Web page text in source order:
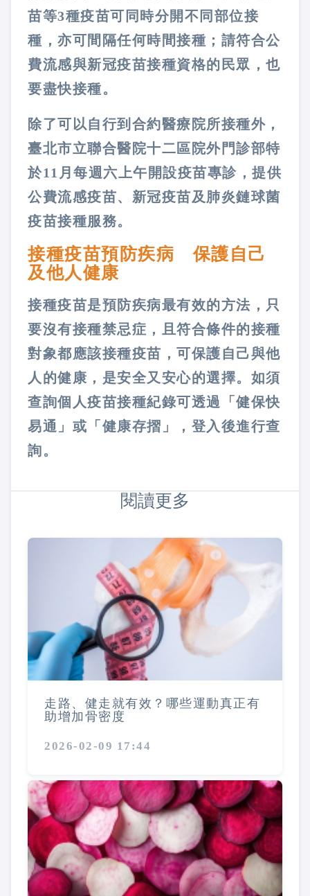
苗等3種疫苗可同時分開不同部位接
種，亦可間隔任何時間接種；請符合公
費流感與新冠疫苗接種資格的民眾，也
要盡快接種。
除了可以自行到合約醫療院所接種外，
臺北市立聯合醫院十二區院外門診部特
於11月每週六上午開設疫苗專診，提供
公費流感疫苗、新冠疫苗及肺炎鏈球菌
疫苗接種服務。
接種疫苗預防疾病 保護自己
及他人健康
接種疫苗是預防疾病最有效的方法，只
要沒有接種禁忌症，且符合條件的接種
對象都應該接種疫苗，可保護自己與他
人的健康，是安全又安心的選擇。如須
查詢個人疫苗接種紀錄可透過「健保快
易通」或「健康存摺」，登入後進行查
詢。
閱讀更多
走路、健走就有效？哪些運動真正有
助增加骨密度
2026-02-09 17:44